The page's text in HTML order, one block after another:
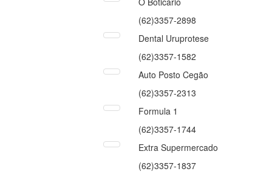
(62)3357-2898
Dental Uruprotese
(62)3357-1582
Auto Posto Cegão
(62)3357-2313
Formula 1
(62)3357-1744
Extra Supermercado
(62)3357-1837